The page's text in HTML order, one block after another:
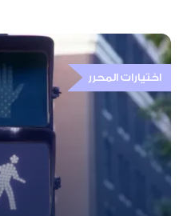
اختيارات المحرر​